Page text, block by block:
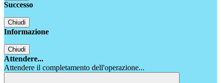
Successo
Chiudi
Informazione
Chiudi
Attendere...
Attendere il completamento dell'operazione...